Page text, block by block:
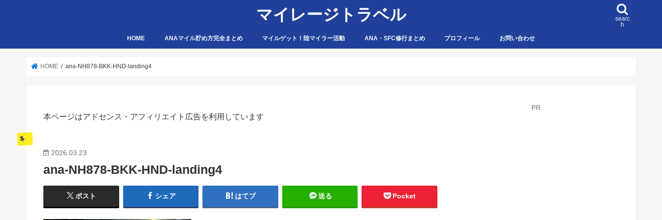
マイレージトラベル
searc
h
HOME ANAマイル貯め方完全まとめ マイルゲット！陸マイラー活動 ANA・SFC修行まとめ プロフィール お問い合わせ
HOME ana-NH878-BKK-HND-landing4
本ページはアドセンス・アフィリエイト広告を利用しています
2026.03.23
ana-NH878-BKK-HND-landing4
ポスト シェア はてブ 送る Pocket
PR